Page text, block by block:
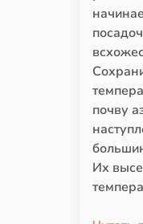
почву
Их